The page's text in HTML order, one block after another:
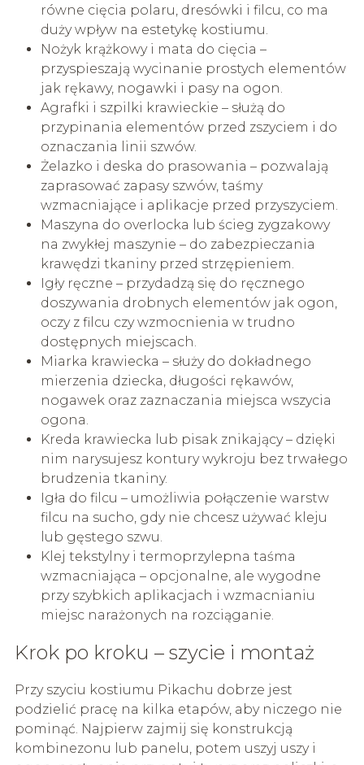
równe cięcia polaru, dresówki i filcu, co ma
duży wpływ na estetykę kostiumu.
Nożyk krążkowy i mata do cięcia –
przyspieszają wycinanie prostych elementów
jak rękawy, nogawki i pasy na ogon.
Agrafki i szpilki krawieckie – służą do
przypinania elementów przed zszyciem i do
oznaczania linii szwów.
Żelazko i deska do prasowania – pozwalają
zaprasować zapasy szwów, taśmy
wzmacniające i aplikacje przed przyszyciem.
Maszyna do overlocka lub ścieg zygzakowy
na zwykłej maszynie – do zabezpieczania
krawędzi tkaniny przed strzępieniem.
Igły ręczne – przydadzą się do ręcznego
doszywania drobnych elementów jak ogon,
oczy z filcu czy wzmocnienia w trudno
dostępnych miejscach.
Miarka krawiecka – służy do dokładnego
mierzenia dziecka, długości rękawów,
nogawek oraz zaznaczania miejsca wszycia
ogona.
Kreda krawiecka lub pisak znikający – dzięki
nim narysujesz kontury wykroju bez trwałego
brudzenia tkaniny.
Igła do filcu – umożliwia połączenie warstw
filcu na sucho, gdy nie chcesz używać kleju
lub gęstego szwu.
Klej tekstylny i termoprzylepna taśma
wzmacniająca – opcjonalne, ale wygodne
przy szybkich aplikacjach i wzmacnianiu
miejsc narażonych na rozciąganie.
Krok po kroku – szycie i montaż
Przy szyciu kostiumu Pikachu dobrze jest
podzielić pracę na kilka etapów, aby niczego nie
pominąć. Najpierw zajmij się konstrukcją
kombinezonu lub panelu, potem uszyj uszy i